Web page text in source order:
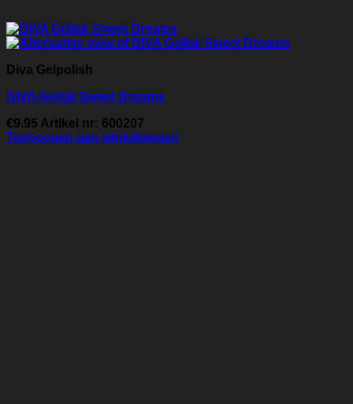
Diva Gelpolish
DIVA Gellak Sweet Dreams
€9.95 Artikel nr: 600207
Toevoegen aan winkelwagen